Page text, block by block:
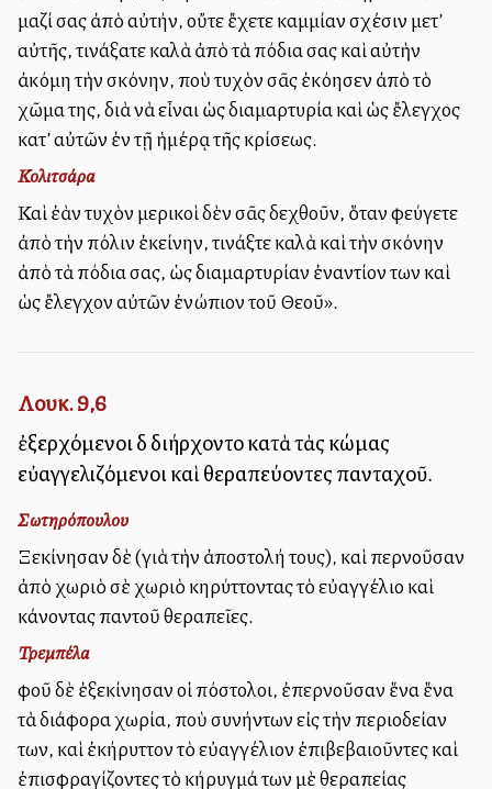
μαζί σας ἀπὸ αὐτήν, οὔτε ἔχετε καμμίαν σχέσιν μετ’
αὐτῆς, τινάξατε καλὰ ἀπὸ τὰ πόδια σας καὶ αὐτὴν
ἀκόμη τὴν σκόνην, ποὺ τυχὸν σᾶς ἐκόλλησεν ἀπὸ τὸ
χῶμα της, διὰ νὰ εἶναι ὡς διαμαρτυρία καὶ ὡς ἔλεγχος
κατ’ αὐτῶν ἐν τῇ ἡμέρᾳ τῆς κρίσεως.
Κολιτσάρα
Καὶ ἐὰν τυχὸν μερικοὶ δὲν σᾶς δεχθοῦν, ὅταν φεύγετε
ἀπὸ τὴν πόλιν ἐκείνην, τινάξτε καλὰ καὶ τὴν σκόνην
ἀπὸ τὰ πόδια σας, ὡς διαμαρτυρίαν ἐναντίον των καὶ
ὡς ἔλεγχον αὐτῶν ἐνώπιον τοῦ Θεοῦ».
Λουκ. 9,6
ἐξερχόμενοι δὲ διήρχοντο κατὰ τὰς κώμας
εὐαγγελιζόμενοι καὶ θεραπεύοντες πανταχοῦ.
Σωτηρόπουλου
Ξεκίνησαν δὲ (γιὰ τὴν ἀποστολή τους), καὶ περνοῦσαν
ἀπὸ χωριὸ σὲ χωριὸ κηρύττοντας τὸ εὐαγγέλιο καὶ
κάνοντας παντοῦ θεραπεῖες.
Τρεμπέλα
Ἀφοῦ δὲ ἐξεκίνησαν οἱ Ἀπόστολοι, ἐπερνοῦσαν ἕνα ἕνα
τὰ διάφορα χωρία, ποὺ συνήντων εἰς τὴν περιοδείαν
των, καὶ ἐκήρυττον τὸ εὐαγγέλιον ἐπιβεβαιοῦντες καὶ
ἐπισφραγίζοντες τὸ κήρυγμά των μὲ θεραπείας